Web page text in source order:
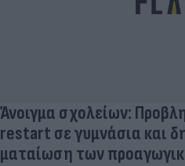
Άνοιγμα σχολείων:
restart σε γυμνάσια και
ματαίωση των